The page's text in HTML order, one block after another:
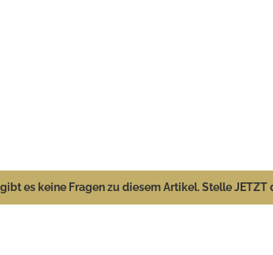
es keine Fragen zu diesem Artikel. Stelle JETZT